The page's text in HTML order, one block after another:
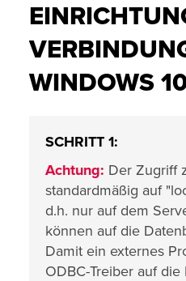
WINDOWS
SCHRITT 1:
Achtung: Der Zugriff
standardmäßig auf
d.h. nur auf dem
können auf die
Damit ein externes
ODBC-Treiber auf